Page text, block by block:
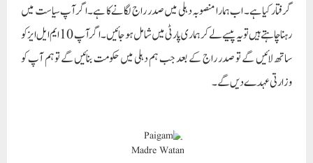
گرفتار کیا ہے۔ اب ہمارا منصوبہ دہلی میں صدر راج لگانے کا ہے۔ اگر آپ سیاست میں
رہنا چاہتے ہیں تو یہ پیسے لے کر ہماری پارٹی میں شامل ہو جائیں۔اگر آپ 10 ایم ایل ایز کو
ساتھ لائیں گے تو صدر راج کے بعد جب ہم دہلی میں حکومت بنائیں گے تو ہم آپ کو
وزارتی عہدے دیں گے۔